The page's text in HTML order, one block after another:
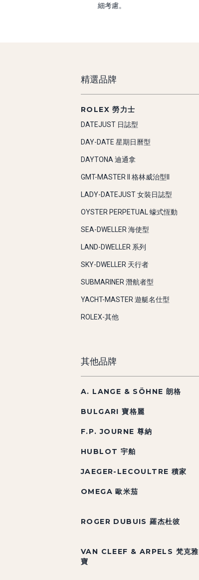
細考慮。
精選品牌
ROLEX 勞力士
DATEJUST 日誌型
DAY-DATE 星期日曆型
DAYTONA 迪通拿
GMT-MASTER II 格林威治型II
LADY-DATEJUST 女裝日誌型
OYSTER PERPETUAL 蠔式恆動
SEA-DWELLER 海使型
LAND-DWELLER 系列
SKY-DWELLER 天行者
SUBMARINER 潛航者型
YACHT-MASTER 遊艇名仕型
ROLEX-其他
其他品牌
A. LANGE & SÖHNE 朗格
BULGARI 寶格麗
F.P. JOURNE 尊納
HUBLOT 宇舶
JAEGER-LECOULTRE 積家
OMEGA 歐米茄
ROGER DUBUIS 羅杰杜彼
VAN CLEEF & ARPELS 梵克雅
寶